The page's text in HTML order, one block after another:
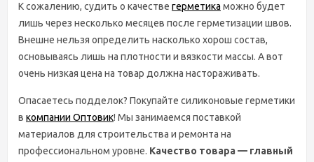
К сожалению, судить о качестве герметика можно будет
лишь через несколько месяцев после герметизации швов.
Внешне нельзя определить насколько хорош состав,
основываясь лишь на плотности и вязкости массы. А вот
очень низкая цена на товар должна настораживать.
Опасаетесь подделок? Покупайте силиконовые герметики
в компании Оптовик! Мы занимаемся поставкой
материалов для строительства и ремонта на
профессиональном уровне. Качество товара — главный